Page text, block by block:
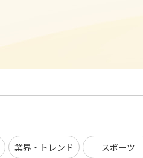
業界・トレンド スポーツ